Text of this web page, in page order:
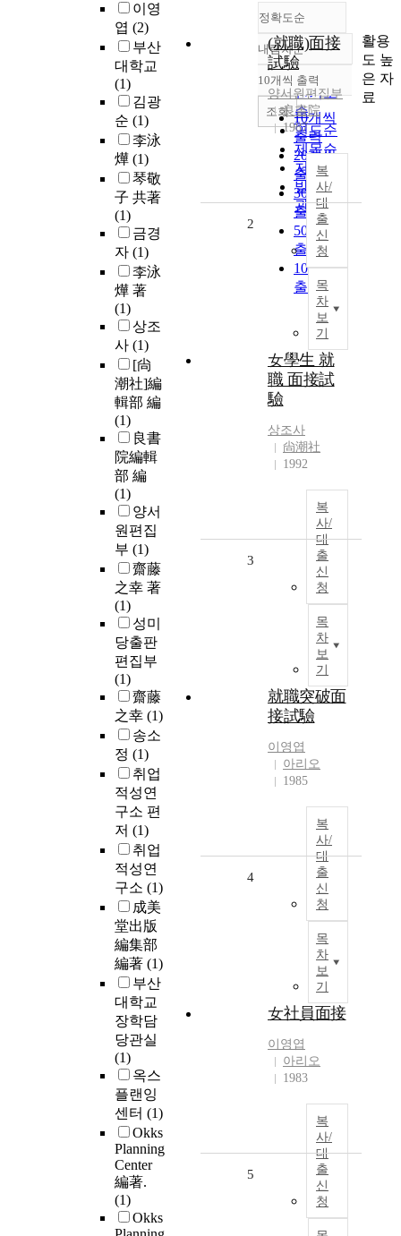
이영
엽 (2)
부산
대학교
(1)
김광
순 (1)
李泳
燁 (1)
琴敬
子 共著
(1)
금경
자 (1)
李泳
燁 著
(1)
상조
사 (1)
[尙
潮社]編
輯部 編
(1)
良書
院編輯
部 編
(1)
양서
원편집
부 (1)
齋藤
之幸 著
(1)
성미
당출판
편집부
(1)
齋藤
之幸 (1)
송소
정 (1)
취업
적성연
구소 편
저 (1)
취업
적성연
구소 (1)
成美
堂出版
編集部
編著 (1)
부산
대학교
장학담
당관실
(1)
옥스
플랜잉
센터 (1)
Okks
Planning
Center
編著.
(1)
Okks
정확도순
정확도
순
인기도
순
연도순
제목순
저자순
발행기
관순
내림차순
내림차순
10개씩 출력
10개씩
출력
20개씩
출력
30개씩
출력
50개씩
출력
100개씩
출력
조회
(就職)面接
試驗
양서원편집부
良書院
1987
복
사/
대
출
신
청
목
차
보
기
2
女學生 就
職 面接試
驗
상조사
尙潮社
1992
복
사/
대
출
신
청
목
차
보
기
3
就職突破面
接試驗
이영엽
아리오
1985
복
사/
대
출
신
청
목
차
보
기
4
女社員面接
이영엽
아리오
1983
복
사/
대
출
신
청
5
활용
도 높
은 자
료